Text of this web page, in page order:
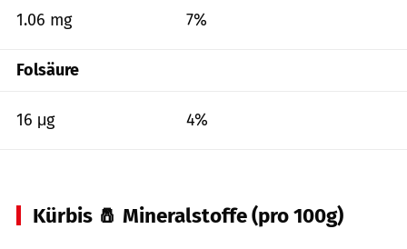
1.06 mg 7%
Folsäure
16 μg 4%
Kürbis 🧂 Mineralstoffe (pro 100g)